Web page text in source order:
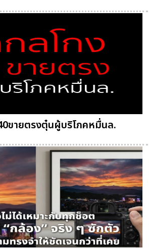
ขายตรงตุ๋นผู้บริโภคหมื่นล.